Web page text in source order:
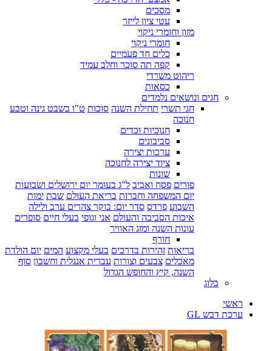
מסכים
עטי ציון לייזר
מזון וחומרי ניקוי
חומרי ניקוי
כלים חד פעמיים
קפה תה סוכר וחלב עמיד
ריהוט משרדי
כסאות
חגים ונושאים נלמדים
חגי תשרי תחילת השנה סוכות ט"ו בשבט גינה וטבע
חנוכה
חנוכיות וכדים
סביבונים
ערכות יצירה
ציוד יצירה לחנוכה
שונות
פורים פסח ואביב ל"ג בעומר יום ירושלים ושבועות
יום המשפחה וחברות בריאת העולם שבת ימות
השבוע פרדס סדר יום: בוקר צהרים ערב ולילה
איכות הסביבה והעולם אני וגופי בעלי חיים סופרים
עונות השנה ומזג האוויר
חורף
בריאות זהירות בדרכים בעלי מקצוע המים יום הולדת
מאכלים צבעים וצורות עברית אנגלית וחשבון סוף
השנה, קיץ והחופש הגדול
בלוג
ראשי
ערכת דבש GL